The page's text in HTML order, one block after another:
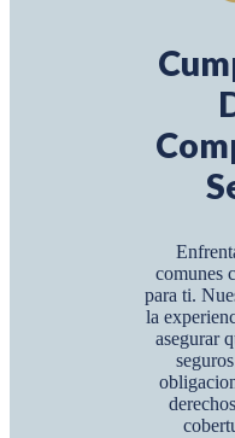
comunes
para ti.
la
asegurar